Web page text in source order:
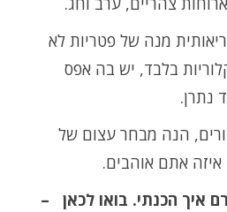
מנה של פטריות לא
מכילה 20 קלוריות בלבד, יש בה אפס
נתרן.
הנה מבחר עצום של
אתם אוהבים.
איך הכנתי. בואו לכאן –